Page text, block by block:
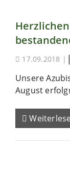
17.09.2018 |
Unsere
August